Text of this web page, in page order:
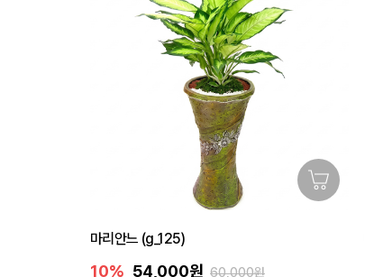
마리안느 (g_125)
10% 54,000원 60,000원